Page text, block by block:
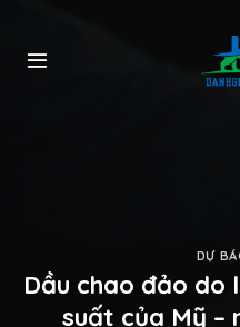
DỰ
Dầu chao đảo do
suất của Mỹ –